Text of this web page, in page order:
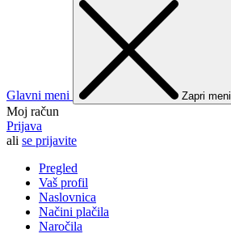
Glavni meni Zapri meni
Moj račun
Prijava
ali se prijavite
Pregled
Vaš profil
Naslovnica
Načini plačila
Naročila